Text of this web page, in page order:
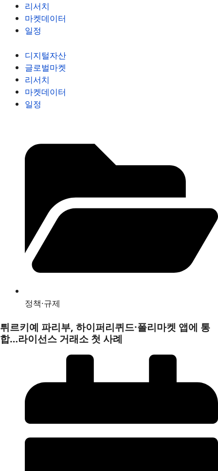
리서치
마켓데이터
일정
디지털자산
글로벌마켓
리서치
마켓데이터
일정
정책·규제
튀르키예 파리부, 하이퍼리퀴드·폴리마켓 앱에 통
합…라이선스 거래소 첫 사례